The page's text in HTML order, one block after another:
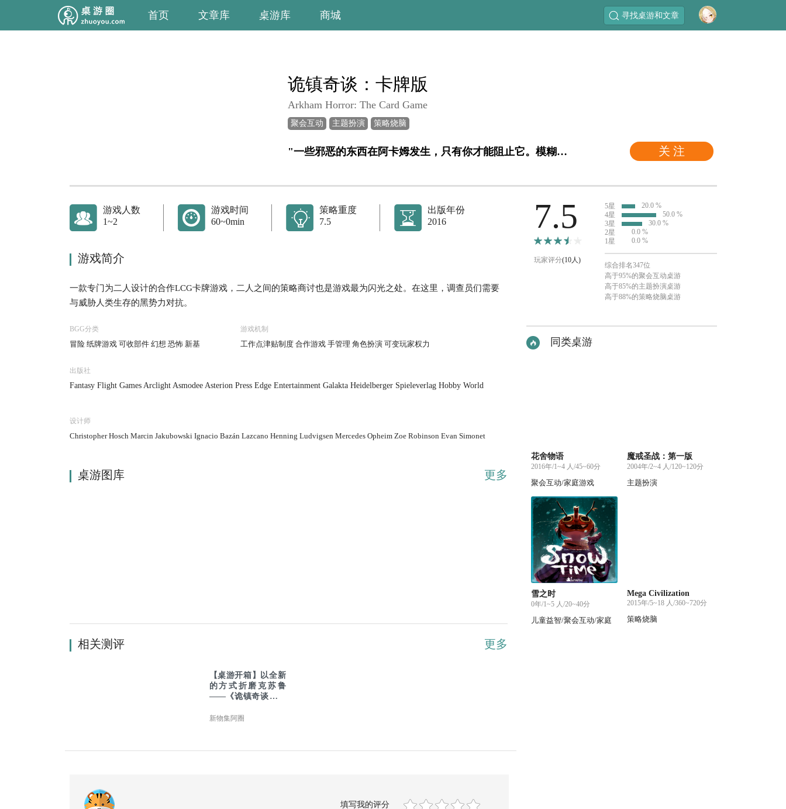
首页 文章库 桌游库 商城 寻找桌游和文章
关 注
诡镇奇谈：卡牌版
Arkham Horror: The Card Game
聚会互动 主题扮演 策略烧脑
"一些邪恶的东西在阿卡姆发生，只有你才能阻止它。模糊了角色扮演和纸牌游戏之间的传统界限，阿卡姆恐怖：纸牌游戏是一个活生生的扑克牌游戏，洛维克拉夫蒂的神秘，怪物，和疯狂！"
游戏人数
1~2
游戏时间
60~0min
策略重度
7.5
出版年份
2016
游戏简介
一款专门为二人设计的合作LCG卡牌游戏，二人之间的策略商讨也是游戏最为闪光之处。在这里，调查员们需要
与威胁人类生存的黑势力对抗。
BGG分类
冒险 纸牌游戏 可收部件 幻想 恐怖 新基
游戏机制
工作点津贴制度 合作游戏 手管理 角色扮演 可变玩家权力
出版社
Fantasy Flight Games Arclight Asmodee Asterion Press Edge Entertainment Galakta Heidelberger Spieleverlag Hobby World
设计师
Christopher Hosch Marcin Jakubowski Ignacio Bazán Lazcano Henning Ludvigsen Mercedes Opheim Zoe Robinson Evan Simonet
桌游图库 更多
相关测评 更多
【桌游开箱】以全新
的方式折磨克苏鲁
——《诡镇奇谈：末
新物集阿圈
填写我的评分
7.5
玩家评分(10人)
5星
20.0 %
4星
50.0 %
3星
30.0 %
2星
0.0 %
1星
0.0 %
综合排名347位
高于95%的聚会互动桌游
高于85%的主题扮演桌游
高于88%的策略烧脑桌游
同类桌游
花舍物语
2016年/1~4 人/45~60分
聚会互动/家庭游戏
魔戒圣战：第一版
2004年/2~4 人/120~120分
主题扮演
雪之时
0年/1~5 人/20~40分
儿童益智/聚会互动/家庭
Mega Civilization
2015年/5~18 人/360~720分
策略烧脑